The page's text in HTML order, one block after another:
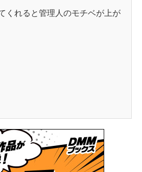
くれると管理人のモチベが上が